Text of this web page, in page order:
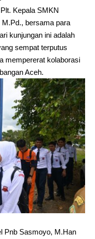
Kepala SMKN
M.Pd., bersama para
kunjungan ini adalah
sempat terputus
mempererat kolaborasi
Aceh.
Pnb Sasmoyo, M.Han